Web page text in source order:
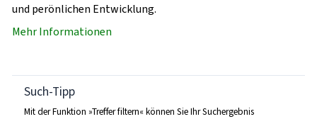
und perönlichen Entwicklung.
Mehr Informationen
Such-Tipp
Mit der Funktion »Treffer filtern« können Sie Ihr Suchergebnis